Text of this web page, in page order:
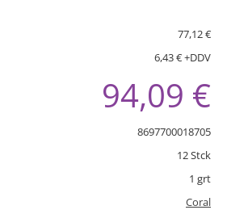
77,12 €
6,43 € +DDV
94,09 €
8697700018705
12Stck
1 grt
Coral